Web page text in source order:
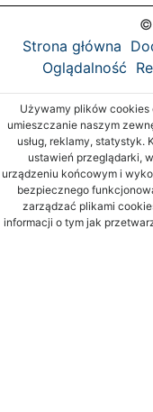
©
Strona główna
Oglądalność
Używamy plików
umieszczanie naszym
usług, reklamy,
ustawień przeglądarki,
urządzeniu końcowym i
bezpiecznego
zarządzać plikami
informacji o tym jak